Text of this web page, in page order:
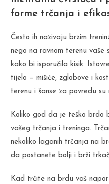
forme trčanja i
Često ih nazivaju brzim
nego na ravnom terenu
kako bi isporučila kisik.
tijelo – mišiće, zglobove i
terenu i šanse za povredu su
Koliko god da je teško brdo
vašeg trčanja i treninga.
nekoliko laganih trčanja na
da postanete bolji i brži
Kad trčite na brdu vaš